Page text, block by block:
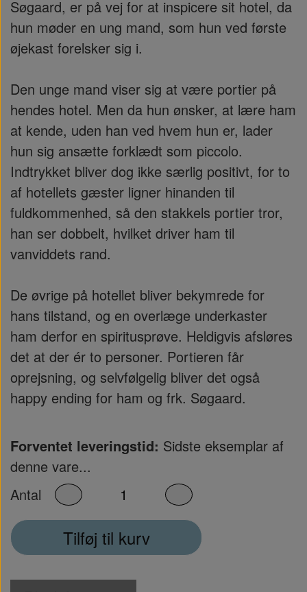
Søgaard, er på vej for at inspicere sit hotel, da
hun møder en ung mand, som hun ved første
øjekast forelsker sig i.
Den unge mand viser sig at være portier på
hendes hotel. Men da hun ønsker, at lære ham
at kende, uden han ved hvem hun er, lader
hun sig ansætte forklædt som piccolo.
Indtrykket bliver dog ikke særlig positivt, for to
af hotellets gæster ligner hinanden til
fuldkommenhed, så den stakkels portier tror,
han ser dobbelt, hvilket driver ham til
vanviddets rand.
De øvrige på hotellet bliver bekymrede for
hans tilstand, og en overlæge underkaster
ham derfor en spiritusprøve. Heldigvis afsløres
det at der ér to personer. Portieren får
oprejsning, og selvfølgelig bliver det også
happy ending for ham og frk. Søgaard.
Forventet leveringstid: Sidste eksemplar af
denne vare...
Antal
Tilføj til kurv